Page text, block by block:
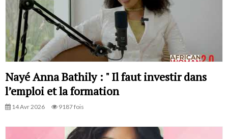
Nayé Anna Bathily : " Il faut investir dans
l’emploi et la formation
14 Avr 2026 9187 fois